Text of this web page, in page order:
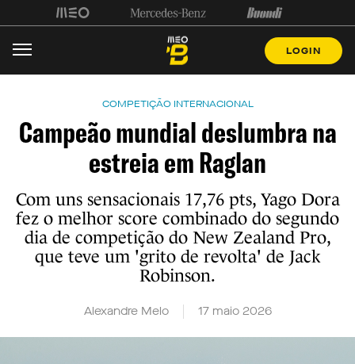
LOGIN
COMPETIÇÃO INTERNACIONAL
Campeão mundial deslumbra na
estreia em Raglan
Com uns sensacionais 17,76 pts, Yago Dora
fez o melhor score combinado do segundo
dia de competição do New Zealand Pro,
que teve um 'grito de revolta' de Jack
Robinson.
Alexandre Melo 17 maio 2026